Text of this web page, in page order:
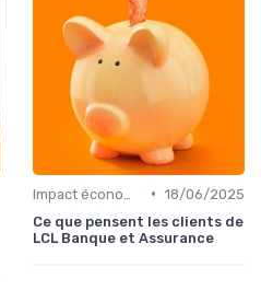
• 18/06/2025
Ce que pensent les clients de
LCL Banque et Assurance